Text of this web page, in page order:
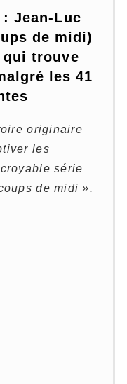
: Jean-Luc
de midi)
qui trouve
les 41
originaire
les
série
de midi ».